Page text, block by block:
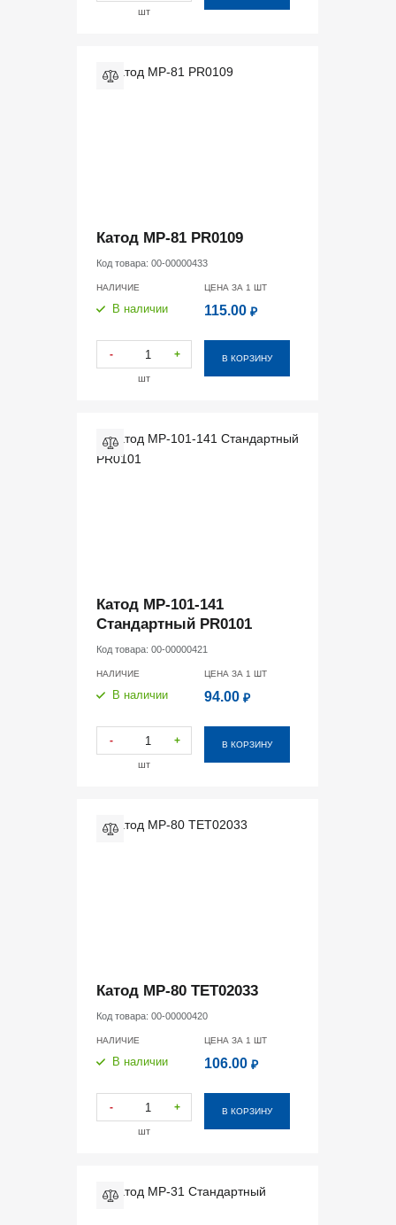
шт
Катод MP-81 PR0109
Код товара: 00-00000433
НАЛИЧИЕ
В наличии
ЦЕНА ЗА 1 ШТ
115.00 ₽
- +
шт
В КОРЗИНУ
Катод MP-101-141
Стандартный PR0101
Код товара: 00-00000421
НАЛИЧИЕ
В наличии
ЦЕНА ЗА 1 ШТ
94.00 ₽
- +
шт
В КОРЗИНУ
Катод MP-80 TET02033
Код товара: 00-00000420
НАЛИЧИЕ
В наличии
ЦЕНА ЗА 1 ШТ
106.00 ₽
- +
шт
В КОРЗИНУ